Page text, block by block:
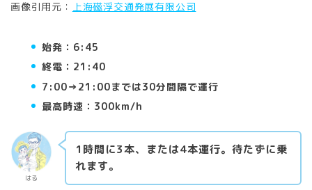
画像引用元： 上海磁浮交通発展有限公司
始発：6:45
終電：21:40
7:00→21:00までは30分間隔で運行
最高時速：300km/h
はる
1時間に3本、または4本運行。待たずに乗
れます。